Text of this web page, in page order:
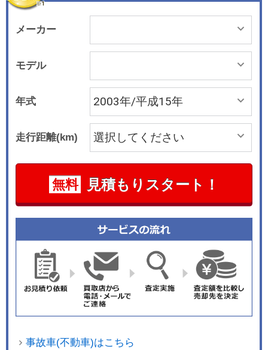
メーカー
モデル
年式
走行距離(km)
無料 見積もりスタート！
事故車(不動車)はこちら